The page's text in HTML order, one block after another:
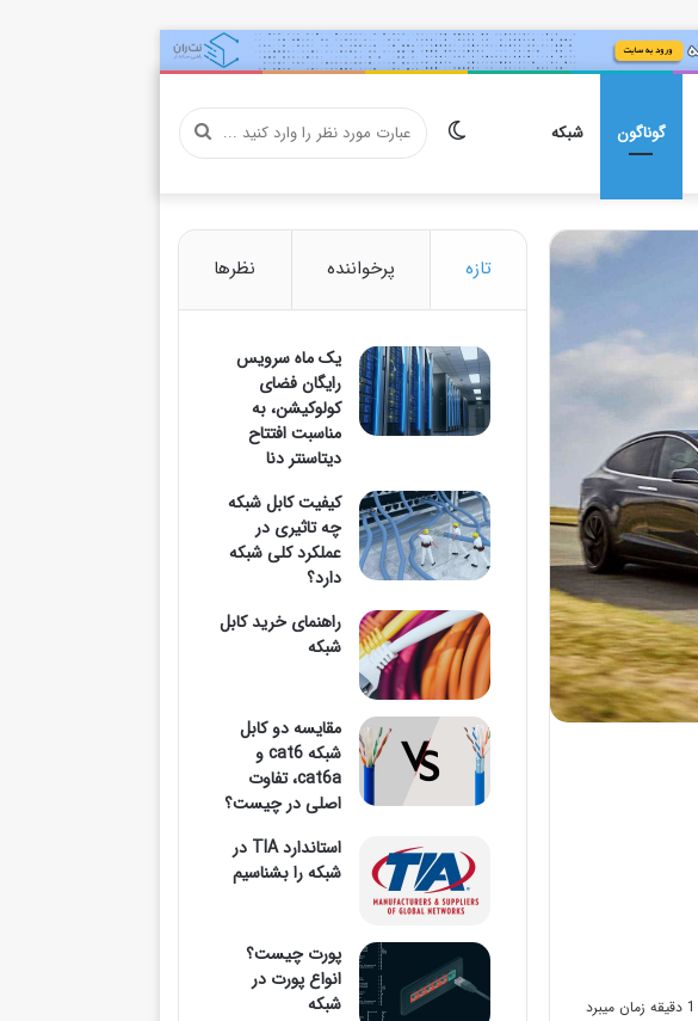
گوناگون شبکه عبارت تغییر
تازه پرخواننده نظرها
یک ماه سرویس
رایگان فضای
کولوکیشن، به
مناسبت افتتاح
دیتاسنتر دنا
کیفیت کابل شبکه
چه تاثیری در
عملکرد کلی شبکه
دارد؟
راهنمای خرید کابل
شبکه
مقایسه دو کابل
شبکه cat6 و
cat6a، تفاوت
اصلی در چیست؟
استاندارد TIA در
شبکه را بشناسیم
پورت چیست؟
انواع پورت در
شبکه